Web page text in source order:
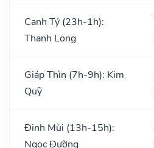
Canh Tý (23h-1h):
Thanh Long
Giáp Thìn (7h-9h): Kim
Quỹ
Đinh Mùi (13h-15h):
Ngọc Đường